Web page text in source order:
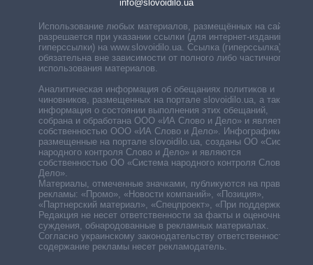
info@slovoidilo.ua
Использование любых материалов, размещённых на сайте,
разрешается при указании ссылки (для интернет-изданий —
гиперссылки) на www.slovoidilo.ua. Ссылка (гиперссылка)
обязательна вне зависимости от полного либо частичного
использования материалов.
Аналитическая информация об обещаниях политиков и
чиновников, размещенных на портале slovoidilo.ua, а также
информация о состоянии выполнения этих обещаний,
собрана и обработана ООО «ИА Слово и Дело» и является
собственностью ООО «ИА Слово и Дело». Инфографики,
размещенные на портале slovoidilo.ua, созданы ОО «Система
народного контроля Слово и Дело» и являются
собственностью ОО «Система народного контроля Слово и
Дело».
Материалы, отмеченные значками, публикуются на правах
рекламы: «Промо», «Новости компаний», «Позиция»,
«Партнерский материал», «Спецпроект», «При поддержке».
Редакция не несет ответственности за факты и оценочные
суждения, обнародованные в рекламных материалах.
Согласно украинскому законодательству ответственность за
содержание рекламы несет рекламодатель.